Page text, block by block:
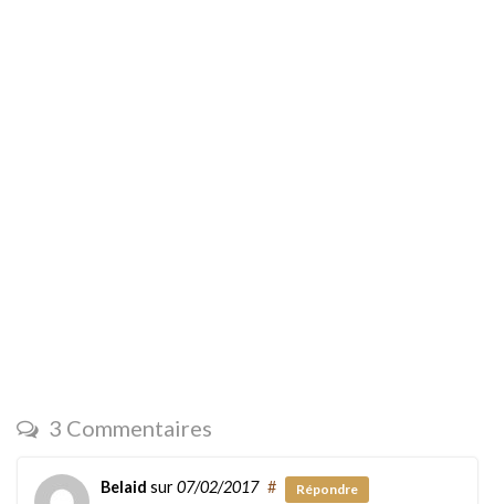
3 Commentaires
Belaid sur07/02/2017 # Répondre